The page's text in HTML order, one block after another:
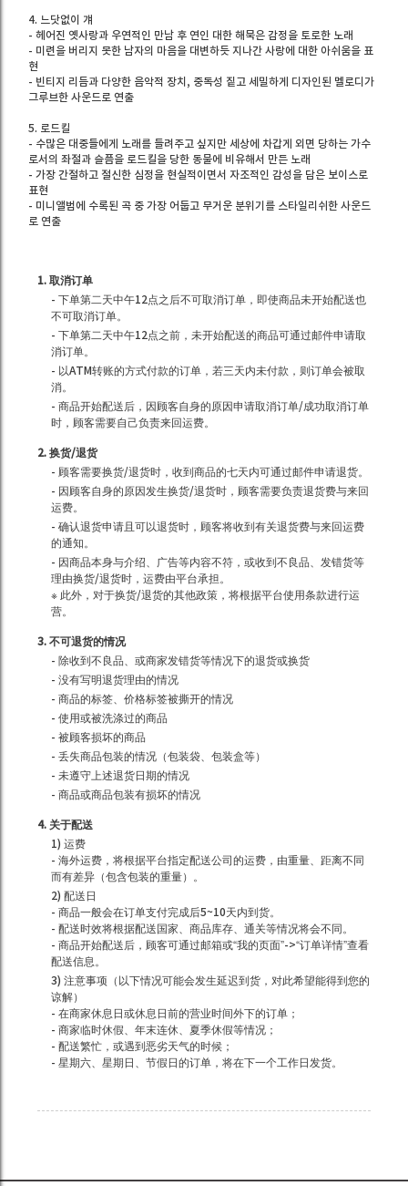
4. 느닷없이 걔
- 헤어진 옛사랑과 우연적인 만남 후 연인 대한 해묵은 감정을 토로한 노래
- 미련을 버리지 못한 남자의 마음을 대변하듯 지나간 사랑에 대한 아쉬움을 표
현
- 빈티지 리듬과 다양한 음악적 장치, 중독성 짙고 세밀하게 디자인된 멜로디가
그루브한 사운드로 연출
5. 로드킬
- 수많은 대중들에게 노래를 들려주고 싶지만 세상에 차갑게 외면 당하는 가수
로서의 좌절과 슬픔을 로드킬을 당한 동물에 비유해서 만든 노래
- 가장 간절하고 절신한 심정을 현실적이면서 자조적인 감성을 담은 보이스로
표현
- 미니앨범에 수록된 곡 중 가장 어둡고 무거운 분위기를 스타일리쉬한 사운드
로 연출
1. 取消订单
- 下单第二天中午12点之后不可取消订单，即使商品未开始配送也
不可取消订单。
- 下单第二天中午12点之前，未开始配送的商品可通过邮件申请取
消订单。
- 以ATM转账的方式付款的订单，若三天内未付款，则订单会被取
消。
- 商品开始配送后，因顾客自身的原因申请取消订单/成功取消订单
时，顾客需要自己负责来回运费。
2. 换货/退货
- 顾客需要换货/退货时，收到商品的七天内可通过邮件申请退货。
- 因顾客自身的原因发生换货/退货时，顾客需要负责退货费与来回
运费。
- 确认退货申请且可以退货时，顾客将收到有关退货费与来回运费
的通知。
- 因商品本身与介绍、广告等内容不符，或收到不良品、发错货等
理由换货/退货时，运费由平台承担。
※ 此外，对于换货/退货的其他政策，将根据平台使用条款进行运
营。
3. 不可退货的情况
- 除收到不良品、或商家发错货等情况下的退货或换货
- 没有写明退货理由的情况
- 商品的标签、价格标签被撕开的情况
- 使用或被洗涤过的商品
- 被顾客损坏的商品
- 丢失商品包装的情况（包装袋、包装盒等）
- 未遵守上述退货日期的情况
- 商品或商品包装有损坏的情况
4. 关于配送
1) 运费
- 海外运费，将根据平台指定配送公司的运费，由重量、距离不同
而有差异（包含包装的重量）。
2) 配送日
- 商品一般会在订单支付完成后5~10天内到货。
- 配送时效将根据配送国家、商品库存、通关等情况将会不同。
- 商品开始配送后，顾客可通过邮箱或“我的页面”->“订单详情”查看
配送信息。
3) 注意事项（以下情况可能会发生延迟到货，对此希望能得到您的
谅解）
- 在商家休息日或休息日前的营业时间外下的订单；
- 商家临时休假、年末连休、夏季休假等情况；
- 配送繁忙，或遇到恶劣天气的时候；
- 星期六、星期日、节假日的订单，将在下一个工作日发货。